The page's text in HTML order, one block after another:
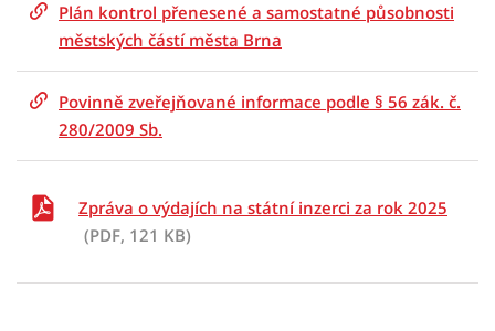
Plán kontrol přenesené a samostatné působnosti
městských částí města Brna
Povinně zveřejňované informace podle § 56 zák. č.
280/2009 Sb.
Zpráva o výdajích na státní inzerci za rok 2025
(PDF, 121 KB)